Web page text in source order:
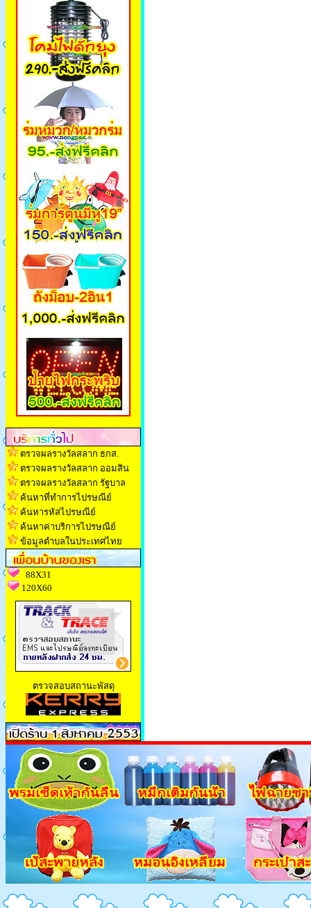
ตรวจผลรางวัลสลาก ธกส.
ตรวจผลรางวัลสลาก ออมสิน
ตรวจผลรางวัลสลาก รัฐบาล
ค้นหาที่ทำการไปรษณีย์
ค้นหารหัสไปรษณีย์
ค้นหาค่าบริการไปรษณีย์
ข้อมูลตำบลในประเทศไทย
88X31
120X60
ตรวจสอบสถานะพัสดุ